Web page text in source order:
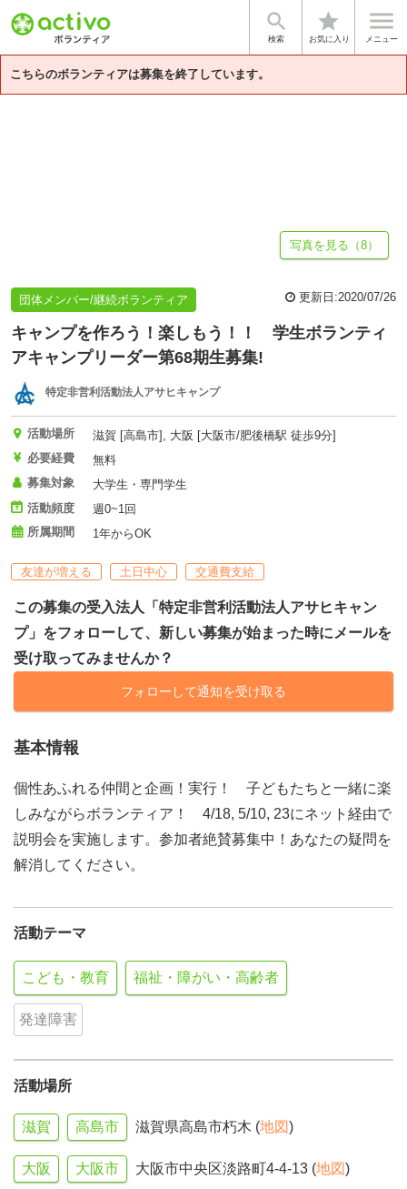

検索
star
お気に入り

メニュー
こちらのボランティアは募集を終了しています。
基本情報 募集詳細 法人情報
写真を見る（8）
団体メンバー/継続ボランティア 更新日:2020/07/26
キャンプを作ろう！楽しもう！！ 学生ボランティ
アキャンプリーダー第68期生募集!
特定非営利活動法人アサヒキャンプ
活動場所
滋賀 [高島市], 大阪 [大阪市/肥後橋駅 徒歩9分]
必要経費
無料
募集対象
大学生・専門学生
活動頻度
週0~1回
所属期間
1年からOK
友達が増える 土日中心 交通費支給
この募集の受入法人「特定非営利活動法人アサヒキャン
プ」をフォローして、新しい募集が始まった時にメールを
受け取ってみませんか？
フォローして通知を受け取る
基本情報
個性あふれる仲間と企画！実行！ 子どもたちと一緒に楽
しみながらボランティア！ 4/18, 5/10, 23にネット経由で
説明会を実施します。参加者絶賛募集中！あなたの疑問を
解消してください。
活動テーマ
こども・教育 福祉・障がい・高齢者
発達障害
活動場所
滋賀 高島市 滋賀県高島市朽木 (地図)
大阪 大阪市 大阪市中央区淡路町4-4-13 (地図)